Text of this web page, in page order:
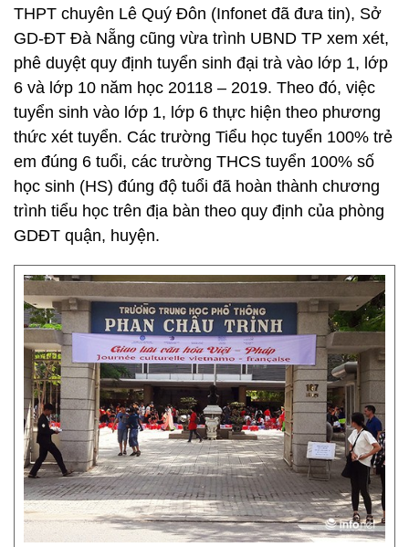
THPT chuyên Lê Quý Đôn (Infonet đã đưa tin), Sở
GD-ĐT Đà Nẵng cũng vừa trình UBND TP xem xét,
phê duyệt quy định tuyển sinh đại trà vào lớp 1, lớp
6 và lớp 10 năm học 20118 – 2019. Theo đó, việc
tuyển sinh vào lớp 1, lớp 6 thực hiện theo phương
thức xét tuyển. Các trường Tiểu học tuyển 100% trẻ
em đúng 6 tuổi, các trường THCS tuyển 100% số
học sinh (HS) đúng độ tuổi đã hoàn thành chương
trình tiểu học trên địa bàn theo quy định của phòng
GDĐT quận, huyện.